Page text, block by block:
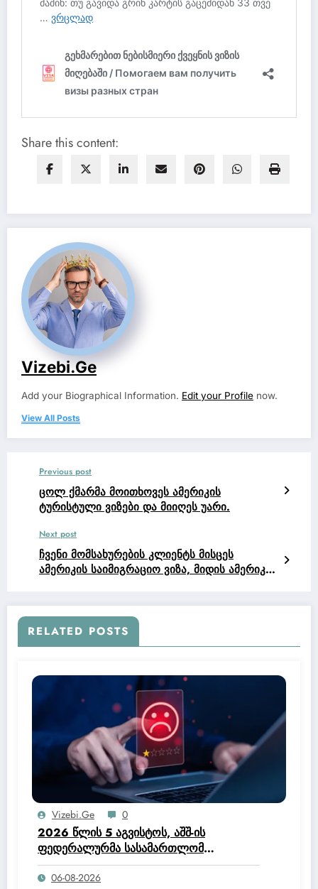
Share this content:
Vizebi.ge
Add your Biographical Information. Edit your Profile now.
View All Posts
Previous post
ცოლ ქმარმა მოითხოვეს ამერიკის
ტურისტული ვიზები და მიიღეს უარი.
Next post
ჩვენი მომსახურების კლიენტს მისცეს
ამერიკის საიმიგრაციო ვიზა, მიდის ამერიკის
ცოლთან და ამ ეტაპზე არის
ადმინისტრაციული შემოწმება (ვიზას
მისცემენ, უბრალოდ დეტალურად
RELATED POSTS
Vizebi.ge 0
2026 წლის 5 აგვისტოს, აშშ-ის
ფედერალურმა სასამართლომ
ოფიციალურად მისცა ტრამპის
ადმინისტრაციას უფლებამოსილება,
06-08-2026